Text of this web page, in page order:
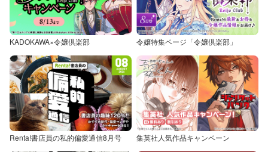
KADOKAWA×令嬢倶楽部 令嬢特集ページ「令嬢倶楽部」
Renta!書店員の私的偏愛通信8月号 集英社人気作品キャンペーン